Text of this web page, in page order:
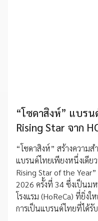
“โซดาสิงห์” แบรน
Rising Star จาก
“โซดาสิงห์” สร้างความ
แบรนด์ไทยเพียงหนึ่งเดีย
Rising Star of the
2026 ครั้งที่ 34 ซึ่งเป็นม
โรงแรม (HoReCa) ที่ยิ่ง
การเป็นแบรนด์ไทยที่ได้รั